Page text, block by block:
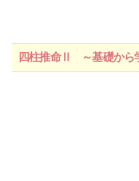
四柱推命Ⅱ ～基礎から